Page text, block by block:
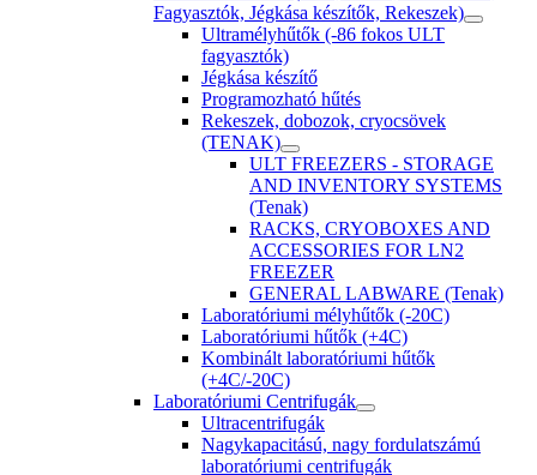
Fagyasztók, Jégkása készítők, Rekeszek)
Ultramélyhűtők (-86 fokos ULT
fagyasztók)
Jégkása készítő
Programozható hűtés
Rekeszek, dobozok, cryocsövek
(TENAK)
ULT FREEZERS - STORAGE
AND INVENTORY SYSTEMS
(Tenak)
RACKS, CRYOBOXES AND
ACCESSORIES FOR LN2
FREEZER
GENERAL LABWARE (Tenak)
Laboratóriumi mélyhűtők (-20C)
Laboratóriumi hűtők (+4C)
Kombinált laboratóriumi hűtők
(+4C/-20C)
Laboratóriumi Centrifugák
Ultracentrifugák
Nagykapacitású, nagy fordulatszámú
laboratóriumi centrifugák